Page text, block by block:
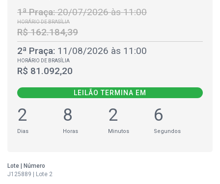
1ª Praça:20/07/2026 às 11:00
HORÁRIO DE BRASÍLIA
R$ 162.184,39
2ª Praça: 11/08/2026 às 11:00
HORÁRIO DE BRASÍLIA
R$ 81.092,20
LEILÃO TERMINA EM
2
Dias
8
Horas
2
Minutos
5
Segundos
Lote | Número
J125889 | Lote 2